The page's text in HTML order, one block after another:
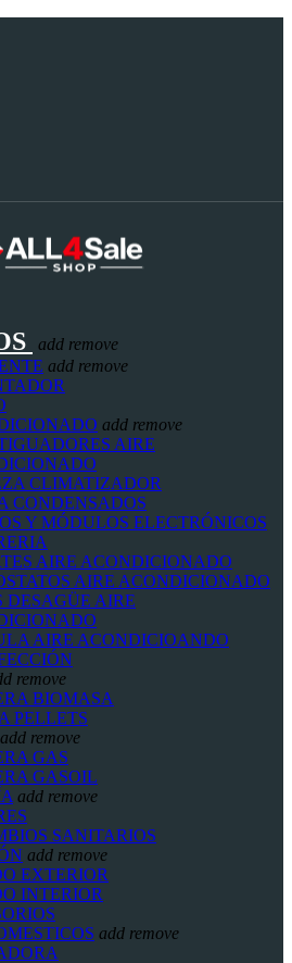
add remove
add remove
add remove
AIRE
CLIMATIZADOR
CONDENSADOS
Y MÓDULOS ELECTRÓNICOS
AIRE ACONDICIONADO
AIRE ACONDICIONADO
DESAGÜE AIRE
AIRE ACONDICIOANDO
remove
BIOMASA
PELLETS
add remove
GAS
GASOIL
add remove
SANITARIOS
add remove
EXTERIOR
INTERIOR
add remove